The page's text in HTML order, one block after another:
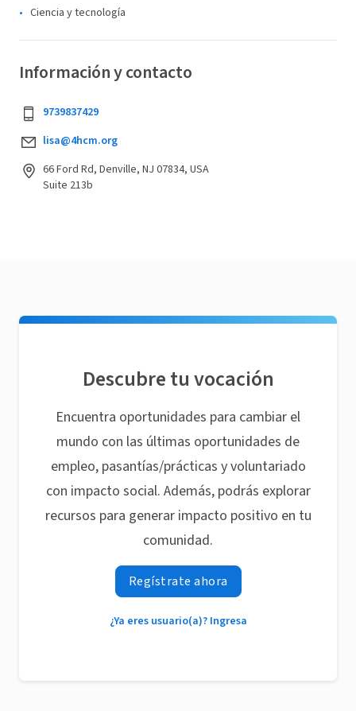
Ciencia y tecnología
Información y contacto
9739837429
lisa@4hcm.org
66 Ford Rd, Denville, NJ 07834, USA
Suite 213b
Descubre tu vocación
Encuentra oportunidades para cambiar el
mundo con las últimas oportunidades de
empleo, pasantías/prácticas y voluntariado
con impacto social. Además, podrás explorar
recursos para generar impacto positivo en tu
comunidad.
Regístrate ahora
¿Ya eres usuario(a)? Ingresa